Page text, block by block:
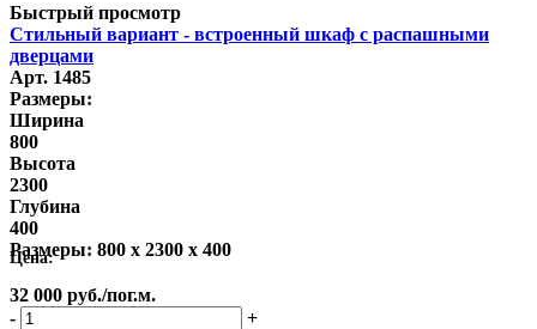
Быстрый просмотр
Стильный вариант - встроенный шкаф с распашными
дверцами
Арт. 1485
Размеры:
Ширина
800
Высота
2300
Глубина
400
Размеры: 800 x 2300 x 400
Цена:
32 000 руб./пог.м.
-
+